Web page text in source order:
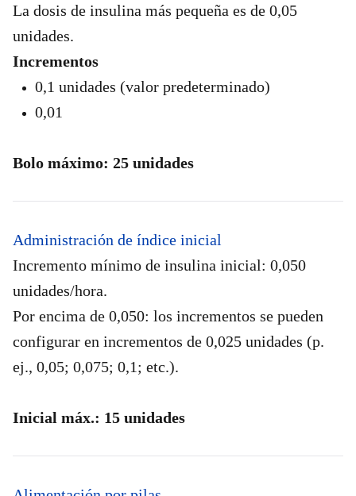
La dosis de insulina más pequeña es de 0,05
unidades.
Incrementos
0,1 unidades (valor predeterminado)
0,01
Bolo máximo: 25 unidades
Administración de índice inicial
Incremento mínimo de insulina inicial: 0,050
unidades/hora.
Por encima de 0,050: los incrementos se pueden
configurar en incrementos de 0,025 unidades (p.
ej., 0,05; 0,075; 0,1; etc.).
Inicial máx.: 15 unidades